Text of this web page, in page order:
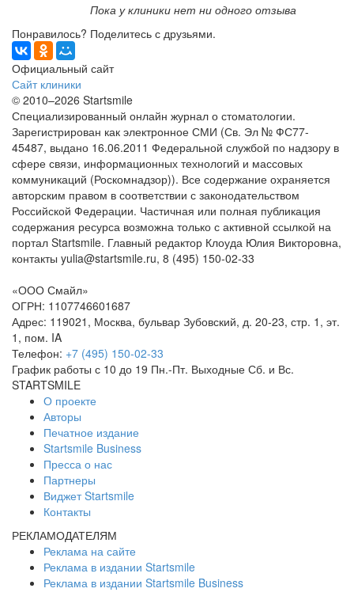
Пока у клиники нет ни одного отзыва
Понравилось? Поделитесь с друзьями.
Официальный сайт
Сайт клиники
© 2010–2026 Startsmile
Специализированный онлайн журнал о стоматологии.
Зарегистрирован как электронное СМИ (Св. Эл № ФС77-
45487, выдано 16.06.2011 Федеральной службой по надзору в
сфере связи, информационных технологий и массовых
коммуникаций (Роскомнадзор)). Все содержание охраняется
авторским правом в соответствии с законодательством
Российской Федерации. Частичная или полная публикация
содержания ресурса возможна только с активной ссылкой на
портал Startsmile. Главный редактор Клоуда Юлия Викторовна,
контакты yulia@startsmile.ru, 8 (495) 150-02-33
«ООО Смайл»
ОГРН: 1107746601687
Адрес: 119021, Москва, бульвар Зубовский, д. 20-23, стр. 1, эт.
1, пом. IA
Телефон: +7 (495) 150-02-33
График работы с 10 до 19 Пн.-Пт. Выходные Сб. и Вс.
STARTSMILE
О проекте
Авторы
Печатное издание
Startsmile Business
Пресса о нас
Партнеры
Виджет Startsmile
Контакты
РЕКЛАМОДАТЕЛЯМ
Реклама на сайте
Реклама в издании Startsmile
Реклама в издании Startsmile Business